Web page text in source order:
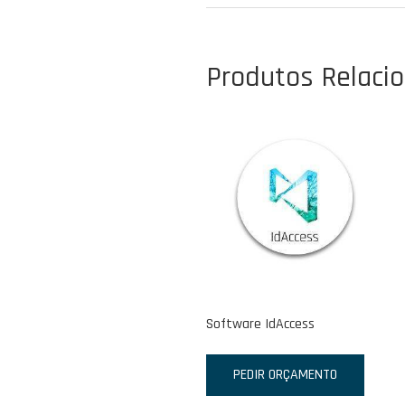
Produtos
Software IdAccess
PEDIR ORÇAMENTO